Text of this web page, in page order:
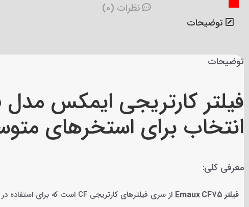
توضیحات
نظرات (0)
توضیحات
انتخاب برای استخرهای
معرفی کلی:
فیلتر Emaux CF75 از سری فیلترهای کارتریجی CF است که برای استفاده در